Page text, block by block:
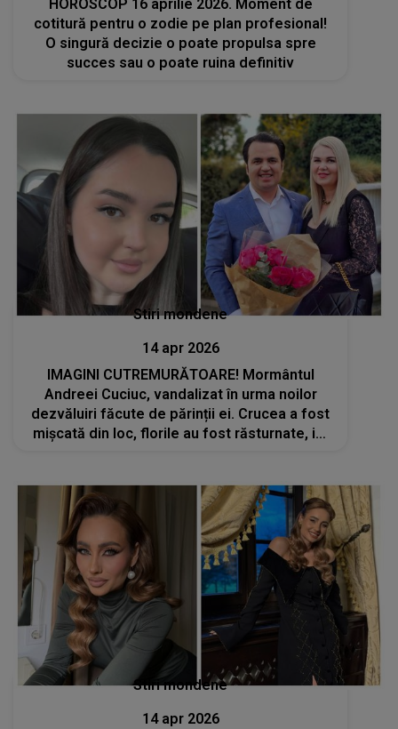
HOROSCOP 16 aprilie 2026. Moment de
cotitură pentru o zodie pe plan profesional!
O singură decizie o poate propulsa spre
succes sau o poate ruina definitiv
Stiri mondene
14 apr 2026
IMAGINI CUTREMURĂTOARE! Mormântul
Andreei Cuciuc, vandalizat în urma noilor
dezvăluiri făcute de părinții ei. Crucea a fost
mișcată din loc, florile au fost răsturnate, iar
Stiri mondene
14 apr 2026